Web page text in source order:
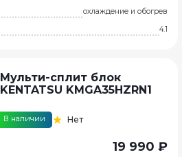
охлаждение и обогрев
4.1
Мульти-сплит блок
KENTATSU KMGA35HZRN1
В наличии Нет
19 990 ₽